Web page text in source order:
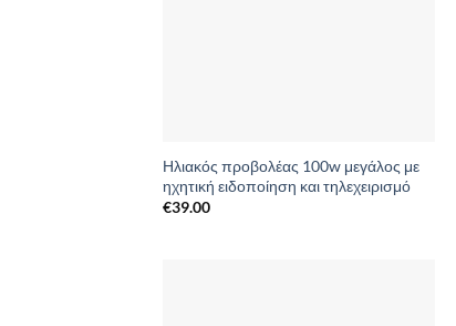
Ηλιακός προβολέας 100w μεγάλος με
ηχητική ειδοποίηση και τηλεχειρισμό
€39.00